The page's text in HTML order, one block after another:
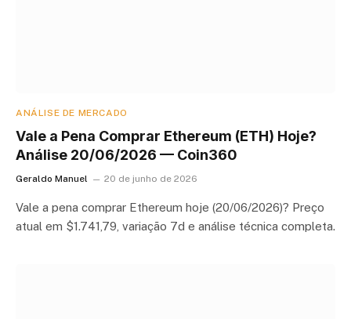
ANÁLISE DE MERCADO
Vale a Pena Comprar Ethereum (ETH) Hoje?
Análise 20/06/2026 — Coin360
Geraldo Manuel 20 de junho de 2026
Vale a pena comprar Ethereum hoje (20/06/2026)? Preço
atual em $1.741,79, variação 7d e análise técnica completa.